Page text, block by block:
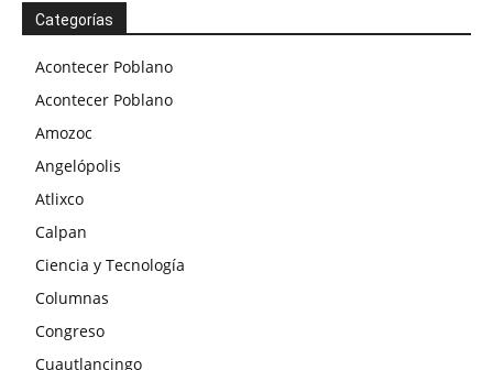
Categorías
Acontecer Poblano
Acontecer Poblano
Amozoc
Angelópolis
Atlixco
Calpan
Ciencia y Tecnología
Columnas
Congreso
Cuautlancingo